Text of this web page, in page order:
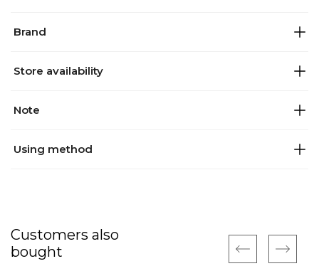
Brand
Store availability
Note
Using method
Customers also
bought